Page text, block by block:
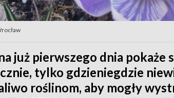
już pierwszego dnia pokaże
tylko gdzieniegdzie
roślinom, aby mogły